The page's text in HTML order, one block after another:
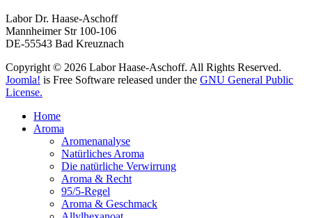
Labor Dr. Haase-Aschoff
Mannheimer Str 100-106
DE-55543 Bad Kreuznach
Copyright © 2026 Labor Haase-Aschoff. All Rights Reserved.
Joomla! is Free Software released under the GNU General Public
License.
Home
Aroma
Aromenanalyse
Natürliches Aroma
Die natürliche Verwirrung
Aroma & Recht
95/5-Regel
Aroma & Geschmack